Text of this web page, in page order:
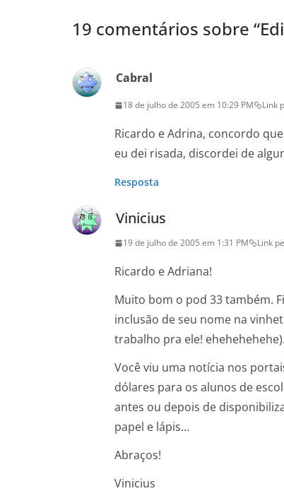
19 comentários sobre “
Cabral
18 de julho de 2005 em 10:29 PM Link
Ricardo e Adrina, concordo
eu dei risada, discordei de
Resposta
Vinicius
19 de julho de 2005 em 1:31 PM Link
Ricardo e Adriana!
Muito bom o pod 33 também.
inclusão de seu nome na
trabalho pra ele! ehehehehehe).
Você viu uma notícia nos
dólares para os alunos de
antes ou depois de
papel e lápis…
Abraços!
Vinicius